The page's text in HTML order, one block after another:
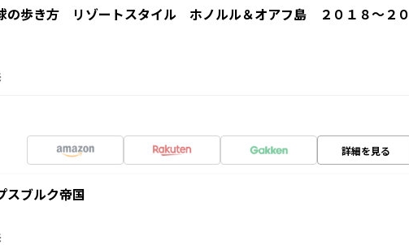
の歩き方 リゾートスタイル ホノルル＆オアフ島 ２０１８～２０
詳細を見る
ブルク帝国